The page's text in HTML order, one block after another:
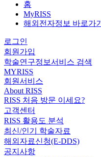
홈
MyRISS
해외전자정보 바로가기
로그인
회원가입
학술연구정보서비스 검색
MYRISS
회원서비스
About RISS
RISS 처음 방문 이세요?
고객센터
RISS 활용도 분석
최신/인기 학술자료
해외자료신청(E-DDS)
공지사항